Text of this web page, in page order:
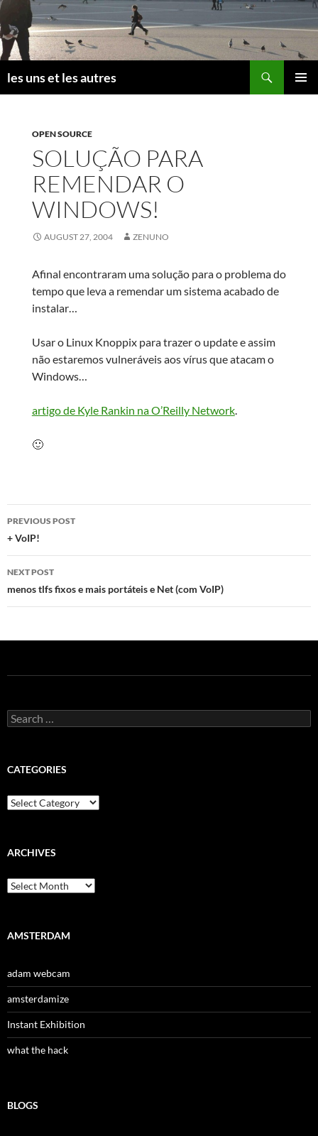
Skip
to
content
les uns et les autres
OPEN SOURCE
SOLUÇÃO PARA
REMENDAR O
WINDOWS!
AUGUST 27, 2004 ZENUNO
Afinal encontraram uma solução para o problema do
tempo que leva a remendar um sistema acabado de
instalar…
Usar o Linux Knoppix para trazer o update e assim
não estaremos vulneráveis aos vírus que atacam o
Windows…
artigo de Kyle Rankin na O’Reilly Network.
🙂
Post
navigation
PREVIOUS POST
+ VoIP!
NEXT POST
menos tlfs fixos e mais portáteis e Net (com VoIP)
Search
for:
CATEGORIES
Categories
ARCHIVES
Archives
AMSTERDAM
adam webcam
amsterdamize
Instant Exhibition
what the hack
BLOGS